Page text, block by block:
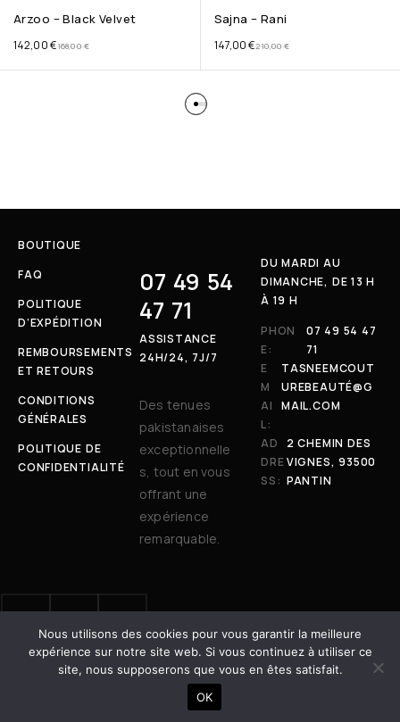
AJOUTER AU PANIER
Arzoo – Black Velvet
168,00€
142,00€
Sajna – Rani
210,00€
147,00€
BOUTIQUE
FAQ
POLITIQUE
D’EXPÉDITION
REMBOURSEMENTS
ET RETOURS
CONDITIONS
GÉNÉRALES
POLITIQUE DE
CONFIDENTIALITÉ
07 49 54
47 71
ASSISTANCE
24H/24, 7J/7
Des tenues
pakistanaises
exceptionnelle
s, tout en vous
offrant une
expérience
remarquable.
DU MARDI AU
DIMANCHE, DE 13 H
À 19 H
PHON
E:
07 49 54 47
71
E
M
AI
L:
TASNEEMCOUT
UREBEAUTÉ@G
MAIL.COM
AD
DRE
SS:
2 CHEMIN DES
VIGNES, 93500
PANTIN
© 2025 Tasneem Couture & Beauté. Tous droits réservés. | Site
développé avec ❤️ parDot Vertex
Nous utilisons des cookies pour vous garantir la meilleure
expérience sur notre site web. Si vous continuez à utiliser ce
site, nous supposerons que vous en êtes satisfait.
OK